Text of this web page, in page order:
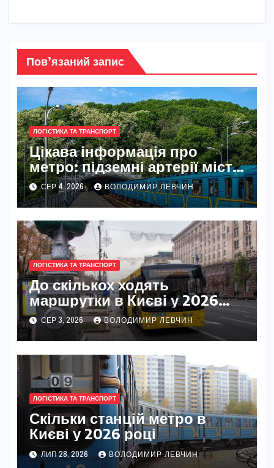
Пов’язаний запис
ЛОГІСТИКА ТА ТРАНСПОРТ
Цікава інформація про
метро: підземні артерії міст
світу
СЕР 4, 2026 ВОЛОДИМИР ЛЕВЧИН
ЛОГІСТИКА ТА ТРАНСПОРТ
До скількох ходять
маршрутки в Києві у 2026
році
СЕР 3, 2026 ВОЛОДИМИР ЛЕВЧИН
ЛОГІСТИКА ТА ТРАНСПОРТ
Скільки станцій метро в
Києві у 2026 році
ЛИП 28, 2026 ВОЛОДИМИР ЛЕВЧИН